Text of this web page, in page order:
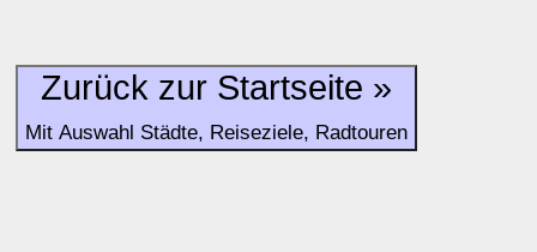
Zurück zur Startseite »
Mit Auswahl Städte, Reiseziele, Radtouren